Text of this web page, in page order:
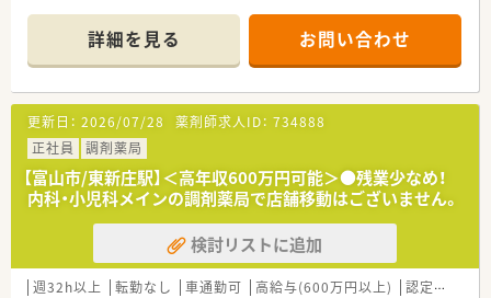
＜業務内容＞
外来は門前からの整形外科の処方がメインです。1日30～40枚
程度の処方箋を応需しております。平日は18時までの開局でプ
ライベートを充実させたい方にオススメです。
≪ こんな会社です ≫
2003年11月に設立。富山県を中心に13店舗展開しており、現在
では石川県にも1店舗展開しております。全店舗、門前クリニッ
クのドクターは社長の前職で繋がりがあった方々のため関係性
も良好です。また、最近は会社として在宅業務も積極的に行って
おります。
≪ 研修制度 ≫
新入社員教育研修、社外講師を招いた研修も行っております。薬
詳細を見る お問い合わせ
更新日： 2026/07/28 薬剤師求人ID： 734888
正社員
調剤薬局
【富山市/東新庄駅】＜高年収600万円可能＞●残業少なめ！
内科・小児科メインの調剤薬局で店舗移動はございません。
検討リストに追加
週32h以上 転勤なし 車通勤可 高給与(600万円以上) 認定薬剤師取得支援あり